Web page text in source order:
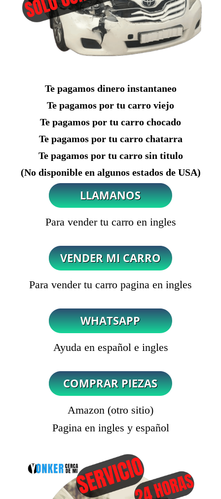
Te pagamos dinero instantaneo
Te pagamos por tu carro viejo
Te pagamos por tu carro chocado
Te pagamos por tu carro chatarra
Te pagamos por tu carro sin titulo
(No disponible en algunos estados de USA)
Para vender tu carro en ingles
Para vender tu carro pagina en ingles
Ayuda en español e ingles
Amazon (otro sitio)
Pagina en ingles y español